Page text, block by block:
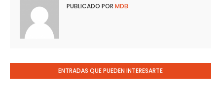
PUBLICADO POR MDB
ENTRADAS QUE PUEDEN INTERESARTE